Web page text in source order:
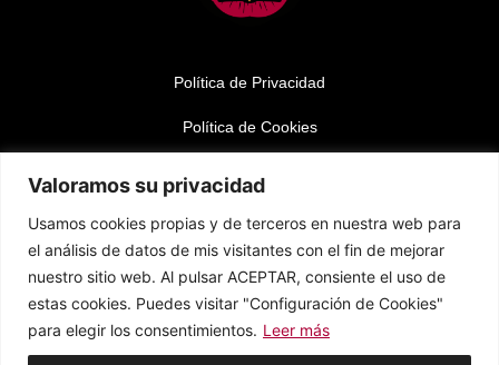
Valoramos su privacidad
Usamos cookies propias y de terceros en nuestra web para
el análisis de datos de mis visitantes con el fin de mejorar
nuestro sitio web. Al pulsar ACEPTAR, consiente el uso de
estas cookies. Puedes visitar "Configuración de Cookies"
para elegir los consentimientos. Leer más
Política de Privacidad
Política de Cookies
YOUTUBE
TIKTOK